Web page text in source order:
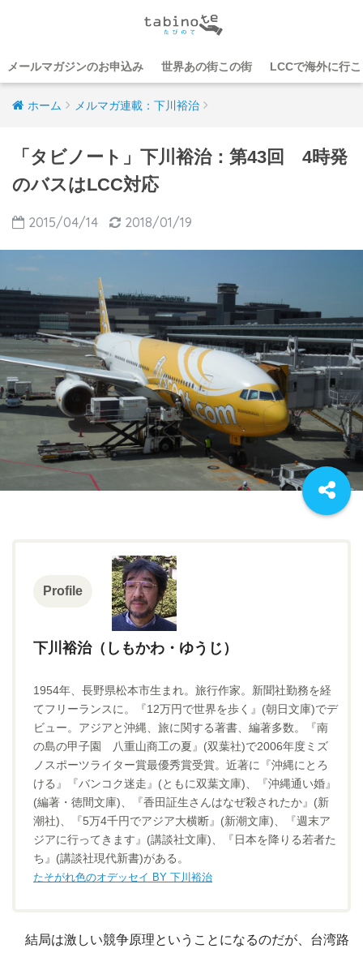
メールマガジンのお申込み 世界あの街この街 LCCで海外に行
ホーム メルマガ連載：下川裕治
「タビノート」下川裕治：第43回 4時発
のバスはLCC対応
2015/04/14 2018/01/19
Profile
下川裕治（しもかわ・ゆうじ）
1954年、長野県松本市生まれ。旅行作家。新聞社勤務を経
てフリーランスに。『12万円で世界を歩く』(朝日文庫)でデ
ビュー。アジアと沖縄、旅に関する著書、編著多数。『南
の島の甲子園 八重山商工の夏』(双葉社)で2006年度ミズ
ノスポーツライター賞最優秀賞受賞。近著に『沖縄にとろ
ける』『バンコク迷走』(ともに双葉文庫)、『沖縄通い婚』
(編著・徳間文庫)、『香田証生さんはなぜ殺されたか』(新
潮社)、『5万4千円でアジア大横断』(新潮文庫)、『週末ア
ジアに行ってきます』(講談社文庫)、『日本を降りる若者た
ち』(講談社現代新書)がある。
たそがれ色のオデッセイ BY 下川裕治
結局は激しい競争原理ということになるのだが、台湾路